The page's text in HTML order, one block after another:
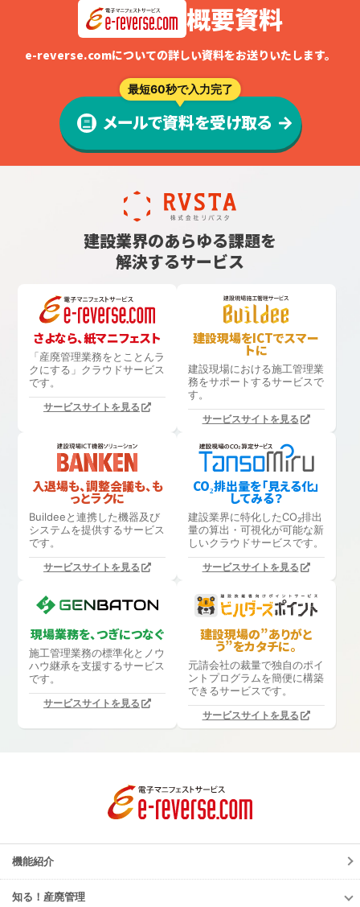
概要資料
e-reverse.comについての詳しい資料をお送りいたします。
最短60秒で入力完了
メールで資料を受け取る
建設業界のあらゆる課題を
解決するサービス
さよなら、紙マニフェスト
「産廃管理業務をとことんラ
クにする」 クラウドサービス
です。
サービスサイトを見る
建設現場をICTでスマー
トに
建設現場における施工管理業
務をサポートするサービスで
す。
サービスサイトを見る
入退場も、調整会議も、も
っとラクに
Buildeeと連携した機器及び
システムを提供するサービス
です。
サービスサイトを見る
CO₂排出量を「見える化」
してみる？
建設業界に特化したCO₂排出
量の算出・可視化が可能な新
しいクラウドサービスです。
サービスサイトを見る
現場業務を、つぎにつなぐ
施工管理業務の標準化と ノウ
ハウ継承を支援するサービス
です。
サービスサイトを見る
建設現場の”ありがと
う”をカタチに。
元請会社の裁量で独自のポイ
ントプログラムを簡便に構築
できるサービスです。
サービスサイトを見る
機能紹介
知る！産廃管理